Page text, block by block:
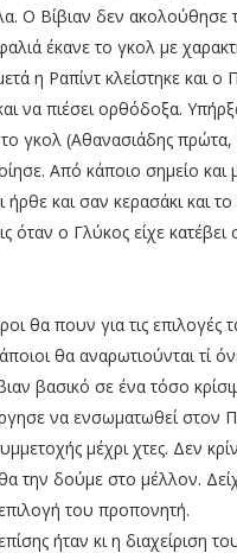
Ο Βίβιαν δεν ακολούθησε
έκανε το γκολ με
η Ραπίντ κλείστηκε και
να πιέσει ορθόδοξα.
το γκολ (Αθανασιάδης
Από κάποιο σημείο
ήρθε και σαν κερασάκι και το
όταν ο Γλύκος είχε κατέβει
θα πουν για τις επιλογές
θα αναρωτιούνται τί
βασικό σε ένα τόσο
να ενσωματωθεί στον
μέχρι χτες. Δεν
την δούμε στο μέλλον.
του προπονητή.
ήταν κι η διαχείριση